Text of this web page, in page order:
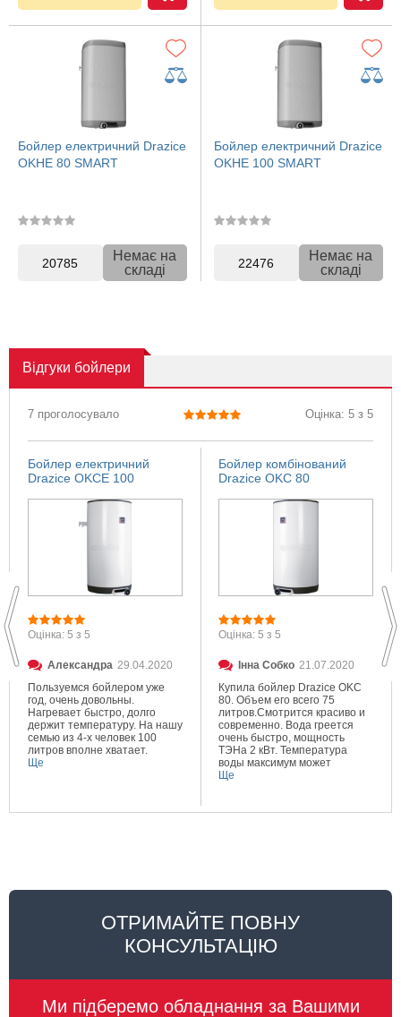
Бойлер електричний Drazice
OKHE 80 SMART
20785
Немає на
складі
Бойлер електричний Drazice
OKHE 100 SMART
22476
Немає на
складі
Відгуки бойлери
7 проголосувало Оцінка: 5 з 5
Бойлер електричний
Drazice OKCE 100
Оцінка: 5 з 5
Александра 29.04.2020
Пользуемся бойлером уже
год, очень довольны.
Нагревает быстро, долго
держит температуру. На нашу
семью из 4-х человек 100
литров вполне хватает.
Ще
Бойлер комбінований
Drazice OKC 80
Оцінка: 5 з 5
Інна Собко 21.07.2020
Купила бойлер Drazice OKC
80. Объем его всего 75
литров.Смотрится красиво и
современно. Вода греется
очень быстро, мощность
ТЭНа 2 кВт. Температура
воды максимум может
составлять 80 градусов.
Ще
ОТРИМАЙТЕ ПОВНУ
КОНСУЛЬТАЦІЮ
Ми підберемо обладнання за Вашими